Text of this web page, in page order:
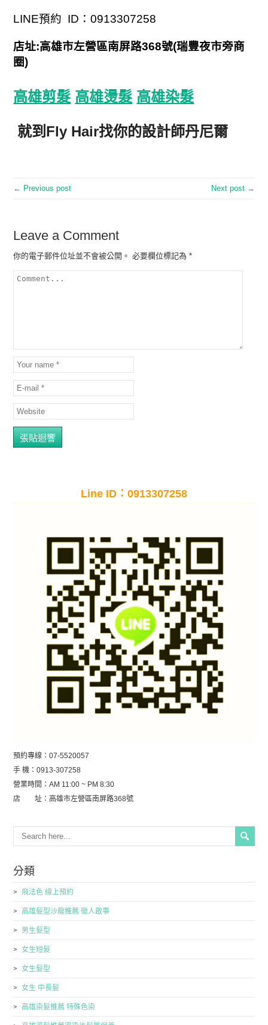
LINE預約 ID：0913307258
店址:高雄市左營區南屏路368號(瑞豐夜市旁商
圈)
高雄剪髮 高雄燙髮 高雄染髮
就到Fly Hair找你的設計師丹尼爾
← Previous post Next post →
Leave a Comment
你的電子郵件位址並不會被公開。 必要欄位標記為*
Line ID：0913307258
預約專線：07-5520057
手 機：0913-307258
營業時間：AM 11:00 ~ PM 8:30
店 址：高雄市左營區南屏路368號
分類
飛法色 線上預約
高雄髮型沙龍推薦 徵人啟事
男生髮型
女生短髮
女生髮型
女生 中長髮
高雄染髮推薦 特殊色染